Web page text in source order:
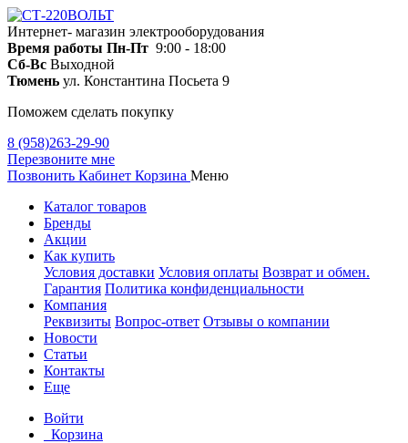
Интернет- магазин электрооборудования
Время работы Пн-Пт 9:00 - 18:00
Сб-Вс Выходной
Тюмень ул. Константина Посьета 9
Поможем сделать покупку
8 (958)263-29-90
Перезвоните мне
Позвонить Кабинет Корзина Меню
Каталог товаров
Бренды
Акции
Как купить
Условия доставки Условия оплаты Возврат и обмен.
Гарантия Политика конфиденциальности
Компания
Реквизиты Вопрос-ответ Отзывы о компании
Новости
Статьи
Контакты
Еще
Войти
Корзина